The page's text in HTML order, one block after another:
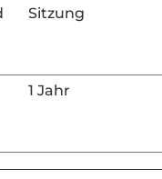
Sitzung
1 Jahr